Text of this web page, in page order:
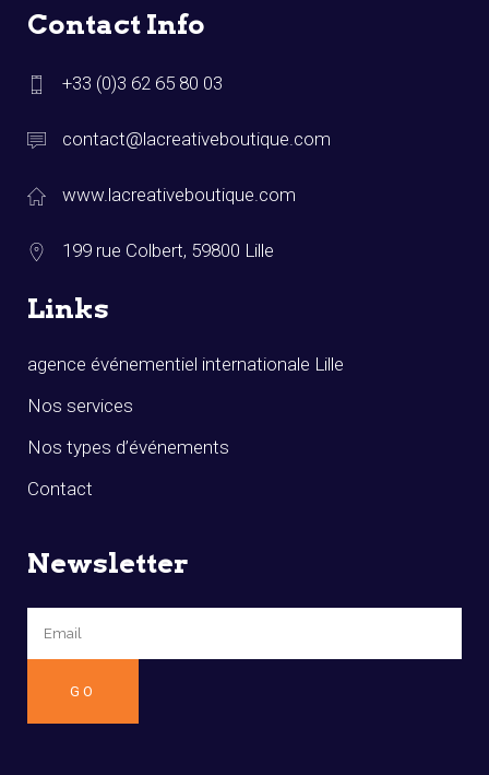
Contact Info
+33 (0)3 62 65 80 03
contact@lacreativeboutique.com
www.lacreativeboutique.com
199 rue Colbert, 59800 Lille
Links
agence événementiel internationale Lille
Nos services
Nos types d’événements
Contact
Newsletter